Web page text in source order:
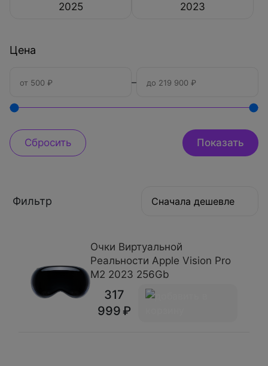
2025
2023
Цена
–
Фильтр Сначала дешевле
Очки Виртуальной
Реальности Apple Vision Pro
M2 2023 256Gb
317
999